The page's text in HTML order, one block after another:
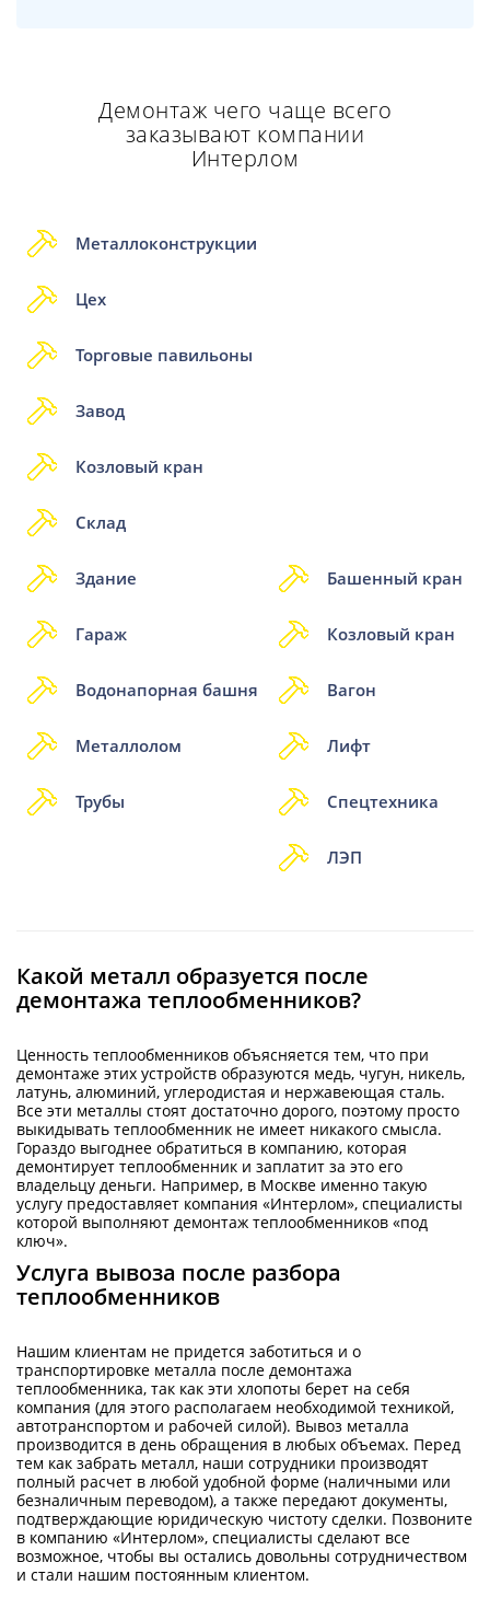
Демонтаж чего чаще всего
заказывают компании
Интерлом
Металлоконструкции
Цех
Торговые павильоны
Завод
Козловый кран
Склад
Здание
Гараж
Водонапорная башня
Металлолом
Трубы
Башенный кран
Козловый кран
Вагон
Лифт
Спецтехника
ЛЭП
Какой металл образуется после
демонтажа теплообменников?
Ценность теплообменников объясняется тем, что при
демонтаже этих устройств образуются медь, чугун, никель,
латунь, алюминий, углеродистая и нержавеющая сталь.
Все эти металлы стоят достаточно дорого, поэтому просто
выкидывать теплообменник не имеет никакого смысла.
Гораздо выгоднее обратиться в компанию, которая
демонтирует теплообменник и заплатит за это его
владельцу деньги. Например, в Москве именно такую
услугу предоставляет компания «Интерлом», специалисты
которой выполняют демонтаж теплообменников «под
ключ».
Услуга вывоза после разбора
теплообменников
Нашим клиентам не придется заботиться и о
транспортировке металла после демонтажа
теплообменника, так как эти хлопоты берет на себя
компания (для этого располагаем необходимой техникой,
автотранспортом и рабочей силой). Вывоз металла
производится в день обращения в любых объемах. Перед
тем как забрать металл, наши сотрудники производят
полный расчет в любой удобной форме (наличными или
безналичным переводом), а также передают документы,
подтверждающие юридическую чистоту сделки. Позвоните
в компанию «Интерлом», специалисты сделают все
возможное, чтобы вы остались довольны сотрудничеством
и стали нашим постоянным клиентом.